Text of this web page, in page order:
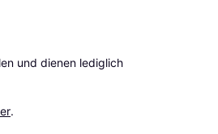
und dienen lediglich
.